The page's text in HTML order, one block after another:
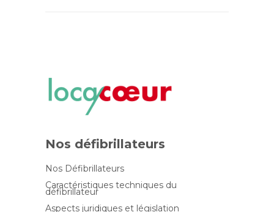
Nos défibrillateurs
Nos Défibrillateurs
Caractéristiques techniques du
défibrillateur
Aspects juridiques et législation